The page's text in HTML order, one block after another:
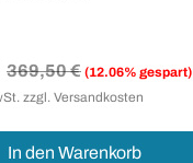
Regulärer Preis:
369,50 € (12.06% gespart)
zzgl. Versandkosten
In den Warenkorb